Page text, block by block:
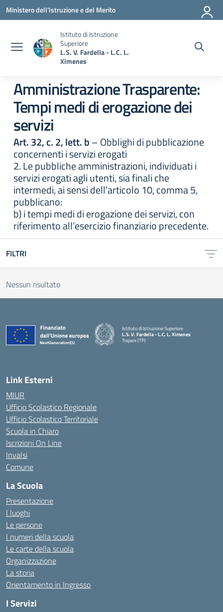
Vai ai contenuti
Vai al menu di navigazione
Vai al footer
Ministero dell'Istruzione e del Merito
Istituto di Istruzione
Superiore
L.S. V. Fardella - L.C. L.
Ximenes
Amministrazione Trasparente:
Tempi medi di erogazione dei
servizi
Art. 32, c. 2, lett. b– Obblighi di pubblicazione
concernenti i servizi erogati
2. Le pubbliche amministrazioni, individuati i
servizi erogati agli utenti, sia finali che
intermedi, ai sensi dell’articolo 10, comma 5,
pubblicano:
b) i tempi medi di erogazione dei servizi, con
riferimento all’esercizio finanziario precedente.
FILTRI
Nessun risultato
Istituto di Istruzione Superiore
L.S. V. Fardella - L.C. L. Ximenes
Trapani (TP)
Link Esterni
MIUR
Ufficio Scolastico Regionale
Ufficio Scolastico Territoriale
Scuola in Chiaro
Iscrizioni On Line
Invalsi
Comune
La Scuola
Presentazione
I luoghi
Le persone
I numeri della scuola
Le carte della scuola
Organizzazione
La storia
Orientamento in Ingresso
I Servizi